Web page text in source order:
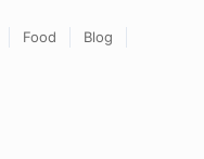
Food
Blog